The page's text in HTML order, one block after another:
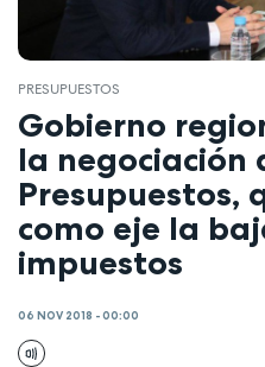
PRESUPUESTOS
Gobierno
la negociación
Presupuestos,
como eje la
impuestos
06 NOV 2018 - 00:00